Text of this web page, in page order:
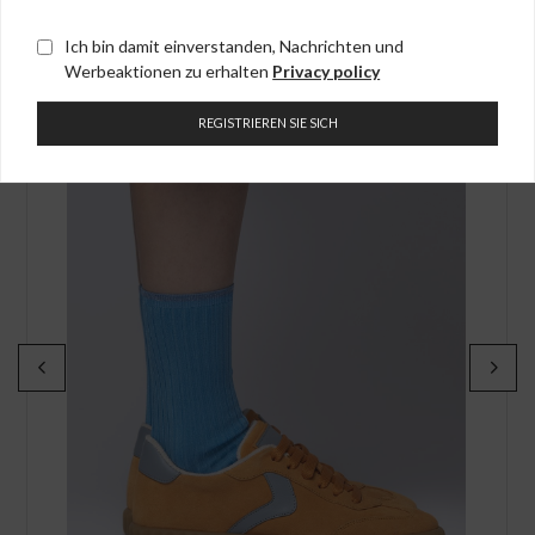
Ich bin damit einverstanden, Nachrichten und
Werbeaktionen zu erhaltenPrivacy policy